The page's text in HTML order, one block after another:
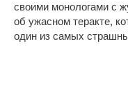
своими монологами с
об ужасном теракте,
один из самых